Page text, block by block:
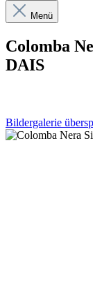
Menü
Colomba
DAIS
Bildergalerie